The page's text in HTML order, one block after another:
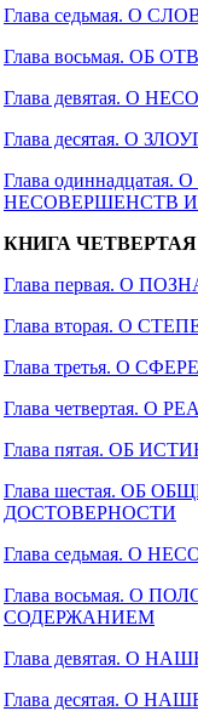
Глава седьмая. О
Глава восьмая.
Глава девятая. О
Глава десятая. О
Глава
НЕСОВЕРШЕНСТВ
КНИГА ЧЕТВЕРТАЯ
Глава первая. О
Глава вторая. О
Глава третья. О
Глава четвертая.
Глава пятая. ОБ
Глава шестая. ОБ
ДОСТОВЕРНОСТИ
Глава седьмая. О
Глава восьмая. О
СОДЕРЖАНИЕМ
Глава девятая. О
Глава десятая. О